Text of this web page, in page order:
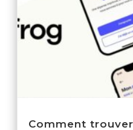
Comment